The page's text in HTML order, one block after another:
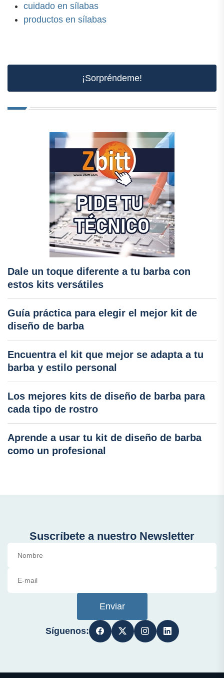
cuidado en sílabas
productos en sílabas
¡Sorpréndeme!
Dale un toque diferente a tu barba con
estos kits versátiles
Guía práctica para elegir el mejor kit de
diseño de barba
Encuentra el kit que mejor se adapta a tu
barba y estilo personal
Los mejores kits de diseño de barba para
cada tipo de rostro
Aprende a usar tu kit de diseño de barba
como un profesional
Suscríbete a nuestro Newsletter
Enviar
Síguenos: